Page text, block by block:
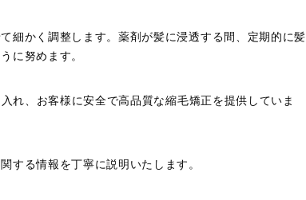
細かく調整します。薬剤が髪に浸透する間、定期的に髪
に努めます。
れ、お客様に安全で高品質な縮毛矯正を提供していま
する情報を丁寧に説明いたします。